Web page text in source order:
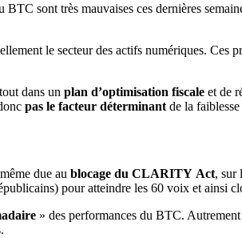
BTC sont très mauvaises ces dernières
le secteur des actifs numériques. Ces
dans un plan d’optimisation fiscale et de
pas le facteur déterminant de la
due au blocage du CLARITY Act, sur
pour atteindre les 60 voix et ainsi
» des performances du BTC.